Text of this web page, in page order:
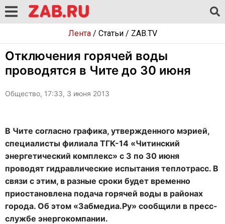
Лента/ Статьи/ ZAB.TV
Отключения горячей воды
проводятся в Чите до 30 июня
Общество, 17:33, 3 июня 2013
В Чите согласно графика, утвержденного мэрией,
специалисты филиала ТГК-14 «Читинский
энергетический комплекс» с 3 по 30 июня
проводят гидравлические испытания теплотрасс. В
связи с этим, в разные сроки будет временно
приостановлена подача горячей воды в районах
города. Об этом «Забмедиа.Ру» сообщили в пресс-
службе энергокомпании.